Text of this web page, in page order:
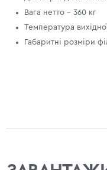
Вага нетто - 360 кг
Температура
Габаритні розміри